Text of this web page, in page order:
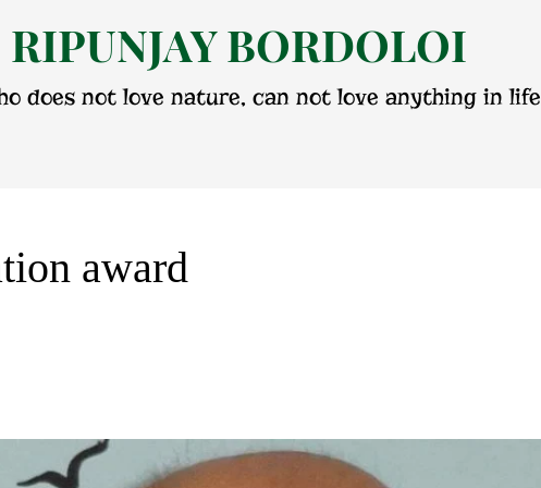
RIPUNJAY BORDOLOI
does not love nature, can not love anything in life
award